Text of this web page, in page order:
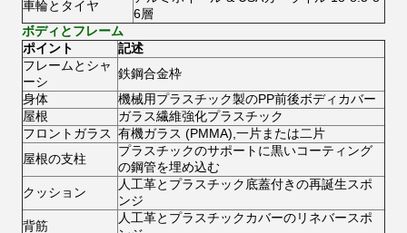
車輪とタイヤ
6層
ボディとフレーム
ポイント
記述
フレームとシャ
ーシ
鉄鋼合金枠
身体
機械用プラスチック製のPP前後ボディカバー
屋根
ガラス繊維強化プラスチック
フロントガラス 有機ガラス (PMMA),一片または二片
屋根の支柱
プラスチックのサポートに黒いコーティング
の鋼管を埋め込む
クッション
人工革とプラスチック底蓋付きの再誕生スポ
ンジ
背筋
人工革とプラスチックカバーのリネバースポ